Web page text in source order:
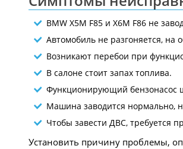
BMW X5M F85 и X6M F86 не
Автомобиль не разгоняется, на
Возникают перебои при
В салоне стоит запах топлива.
Функционирующий бензонасос
Машина заводится нормально,
Чтобы завести ДВС, требуется
Установить причину проблемы,